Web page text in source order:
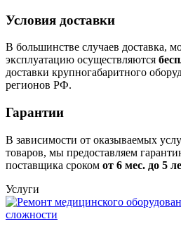
Условия доставки
В большинстве случаев доставка,
эксплуатацию осуществляются
доставки крупногабаритного
регионов РФ.
Гарантии
В зависимости от оказываемых
товаров, мы предоставляем
поставщика сроком от 6 мес. до 5
Услуги